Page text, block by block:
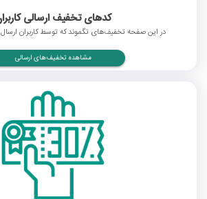
کدهای تخفیف ارسالی
در این صفحه تخفیف‌های تگموند که توسط کاربران
مشاهده تخفیف‌های ارسالی